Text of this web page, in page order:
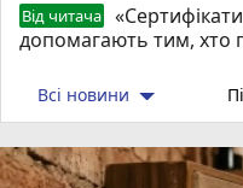
Від читача
допомагають тим, хто
Всі новини